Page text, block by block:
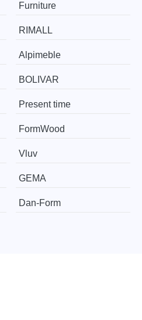
Furniture
RIMALL
Alpimeble
BOLIVAR
Present time
FormWood
Vluv
GEMA
​​​​​Dan-Form